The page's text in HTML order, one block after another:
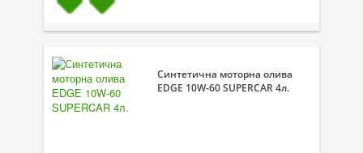
Синтетична моторна олива
EDGE 10W-60 SUPERCAR 4л.